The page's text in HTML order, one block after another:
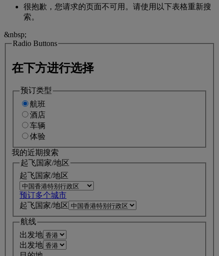
很抱歉，您请求的页面不可用。请使用以下表格重新搜
索。
&nbsp;
Radio Buttons
在下方进行选择
预订类型
航班
酒店
车辆
体验
我的近期搜索
起飞国家/地区
起飞国家/地区
预订多个城市
起飞国家/地区
航线
出发地
出发地